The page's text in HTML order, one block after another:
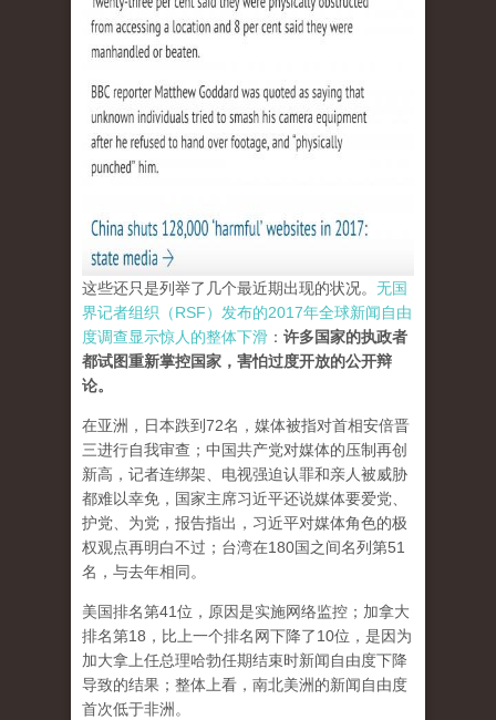
这些还只是列举了几个最近期出现的状况。 无国
界记者组织（RSF）发布的2017年全球新闻自由
度调查显示惊人的整体下滑 ： 许多国家的执政者
都试图重新掌控国家，害怕过度开放的公开辩
论。
在亚洲，日本跌到72名，媒体被指对首相安倍晋
三进行自我审查；中国共产党对媒体的压制再创
新高，记者连绑架、电视强迫认罪和亲人被威胁
都难以幸免，国家主席习近平还说媒体要爱党、
护党、为党，报告指出，习近平对媒体角色的极
权观点再明白不过；台湾在180国之间名列第51
名，与去年相同。
美国排名第41位，原因是实施网络监控；加拿大
排名第18，比上一个排名网下降了10位，是因为
加大拿上任总理哈勃任期结束时新闻自由度下降
导致的结果；整体上看，南北美洲的新闻自由度
首次低于非洲。